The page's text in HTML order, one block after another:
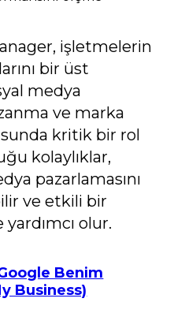
işletmelerin
bir üst
medya
ve marka
kritik bir rol
kolaylıklar,
pazarlamasını
ve etkili bir
olur.
Benim
Business)